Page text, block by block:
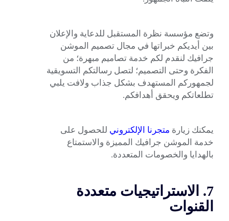
وتضع مؤسسة نظرة المستقبل للدعاية والإعلان
بين أيديكم خبراتها في مجال تصميم الموشن
جرافيك لنقدم لكم خدمة تصاميم مبهرة؛ من
الفكرة وحتى التصميم؛ لتصل رسالتكم التسويقية
لجمهوركم المستهدف بشكل جذاب ولافت يلبي
تطلعاتكم ويحقق أهدافكم.
يمكنك زيارة متجرنا الإلكتروني للحصول على
خدمة الموشن جرافيك المميزة والاستمتاع
بالهدايا والخصومات المتعددة.
7. الاستراتيجيات متعددة
القنوات